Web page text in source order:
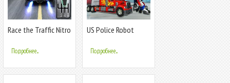
Race the Traffic Nitro
Подробнее...
US Police Robot
Подробнее...